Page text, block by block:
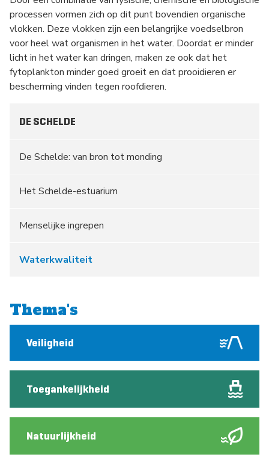
processen vormen zich op dit punt bovendien organische
vlokken. Deze vlokken zijn een belangrijke voedselbron
voor heel wat organismen in het water. Doordat er minder
licht in het water kan dringen, maken ze ook dat het
fytoplankton minder goed groeit en dat prooidieren er
bescherming vinden tegen roofdieren.
DE SCHELDE
De Schelde: van bron tot monding
Het Schelde-estuarium
Menselijke ingrepen
Waterkwaliteit
Thema's
Veiligheid
Toegankelijkheid
Natuurlijkheid